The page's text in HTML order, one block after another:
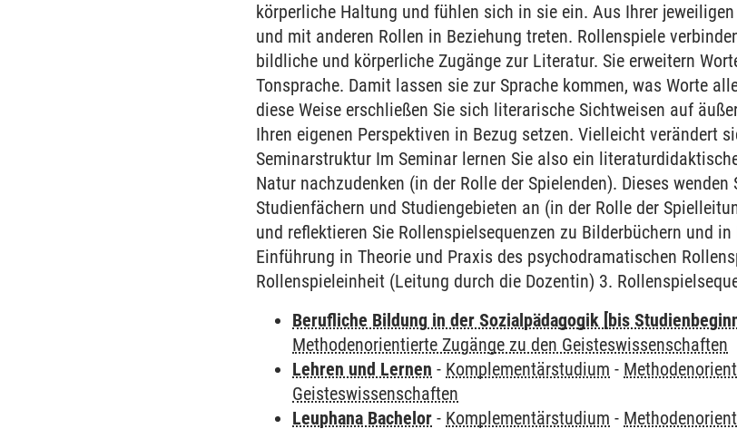
körperliche Haltung und fühlen sich in sie ein. Aus Ihrer
und mit anderen Rollen in Beziehung treten. Rollenspiele
bildliche und körperliche Zugänge zur Literatur. Sie erweitern
Tonsprache. Damit lassen sie zur Sprache kommen, was Worte
diese Weise erschließen Sie sich literarische Sichtweisen auf
Ihren eigenen Perspektiven in Bezug setzen. Vielleicht verändert
Seminarstruktur Im Seminar lernen Sie also ein
Natur nachzudenken (in der Rolle der Spielenden). Dieses
Studienfächern und Studiengebieten an (in der Rolle der
und reflektieren Sie Rollenspielsequenzen zu Bilderbüchern und
Einführung in Theorie und Praxis des psychodramatischen
Rollenspieleinheit (Leitung durch die Dozentin) 3.
Berufliche Bildung in der Sozialpädagogik [bis
Methodenorientierte Zugänge zu den Geisteswissenschaften
Lehren und Lernen - Komplementärstudium -
Geisteswissenschaften
Leuphana Bachelor - Komplementärstudium -